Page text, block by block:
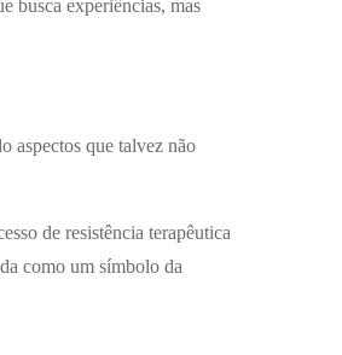
busca experiências, mas
aspectos que talvez não
de resistência terapêutica
como um símbolo da